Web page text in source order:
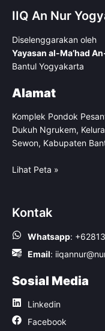
IIQ An Nur
Diselenggarakan oleh
Yayasan al-Ma’had
Bantul Yogyakarta
Alamat
Komplek Pondok
Dukuh Ngrukem,
Sewon, Kabupaten
Lihat Peta »
Kontak
Whatsapp:
Email:
Sosial Media
Linkedin
Facebook